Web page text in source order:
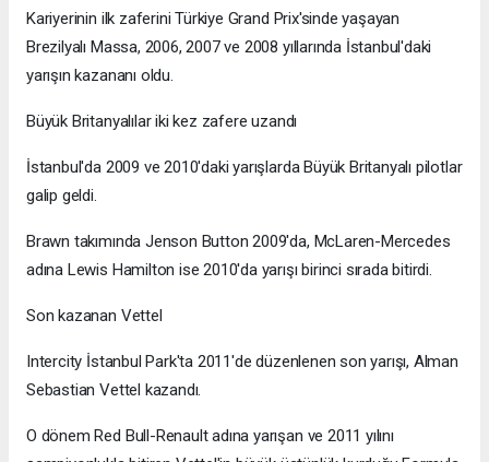
Kariyerinin ilk zaferini Türkiye Grand Prix'sinde yaşayan
Brezilyalı Massa, 2006, 2007 ve 2008 yıllarında İstanbul'daki
yarışın kazananı oldu.
Büyük Britanyalılar iki kez zafere uzandı
İstanbul'da 2009 ve 2010'daki yarışlarda Büyük Britanyalı pilotlar
galip geldi.
Brawn takımında Jenson Button 2009'da, McLaren-Mercedes
adına Lewis Hamilton ise 2010'da yarışı birinci sırada bitirdi.
Son kazanan Vettel
Intercity İstanbul Park'ta 2011'de düzenlenen son yarışı, Alman
Sebastian Vettel kazandı.
O dönem Red Bull-Renault adına yarışan ve 2011 yılını